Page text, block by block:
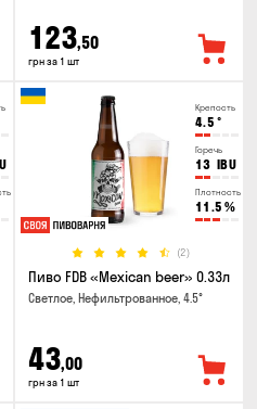
123,50
грн за 1 шт
Крепость
4.5 °
Горечь
13 IBU
Плотность
11.5 %
(2)
Пиво FDB «Mexican beer» 0.33л
Светлое, Нефильтрованное, 4.5°
43,00
грн за 1 шт